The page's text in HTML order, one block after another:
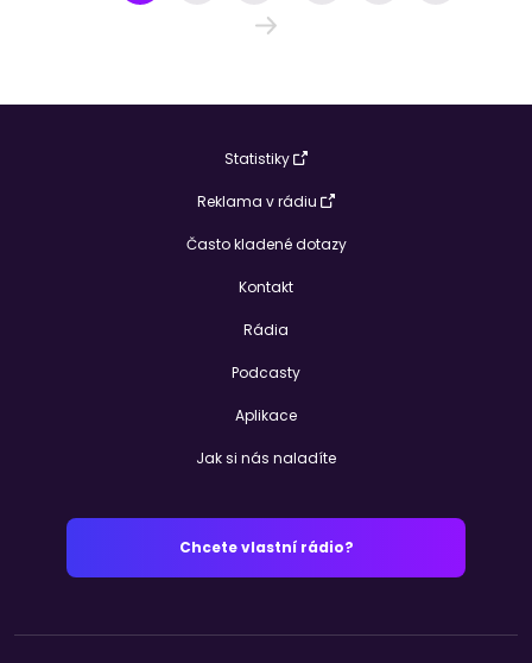
Statistiky
Reklama v rádiu
Často kladené dotazy
Kontakt
Rádia
Podcasty
Aplikace
Jak si nás naladíte
Chcete vlastní rádio?